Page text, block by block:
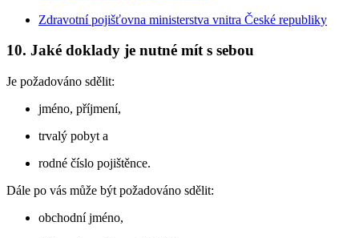
Zdravotní pojišťovna ministerstva vnitra České republiky
10. Jaké doklady je nutné mít s sebou
Je požadováno sdělit:
jméno, příjmení,
trvalý pobyt a
rodné číslo pojištěnce.
Dále po vás může být požadováno sdělit:
obchodní jméno,